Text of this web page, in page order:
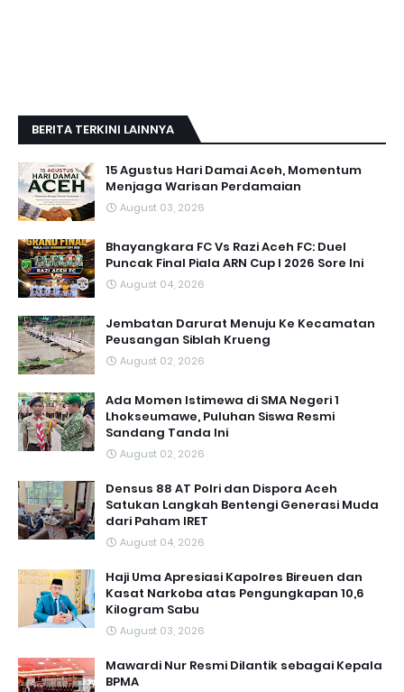
BERITA TERKINI LAINNYA
15 Agustus Hari Damai Aceh, Momentum
Menjaga Warisan Perdamaian
August 03, 2026
Bhayangkara FC Vs Razi Aceh FC: Duel
Puncak Final Piala ARN Cup I 2026 Sore Ini
August 04, 2026
Jembatan Darurat Menuju Ke Kecamatan
Peusangan Siblah Krueng
August 02, 2026
Ada Momen Istimewa di SMA Negeri 1
Lhokseumawe, Puluhan Siswa Resmi
Sandang Tanda Ini
August 02, 2026
Densus 88 AT Polri dan Dispora Aceh
Satukan Langkah Bentengi Generasi Muda
dari Paham IRET
August 04, 2026
Haji Uma Apresiasi Kapolres Bireuen dan
Kasat Narkoba atas Pengungkapan 10,6
Kilogram Sabu
August 03, 2026
Mawardi Nur Resmi Dilantik sebagai Kepala
BPMA